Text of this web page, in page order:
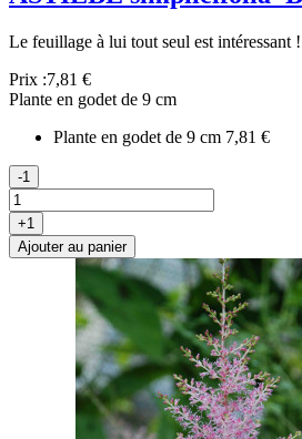
Le feuillage à lui tout seul est intéressant !
Prix :7,81 €
Plante en godet de 9 cm
Plante en godet de 9 cm 7,81 €
-1
+1
Ajouter au panier